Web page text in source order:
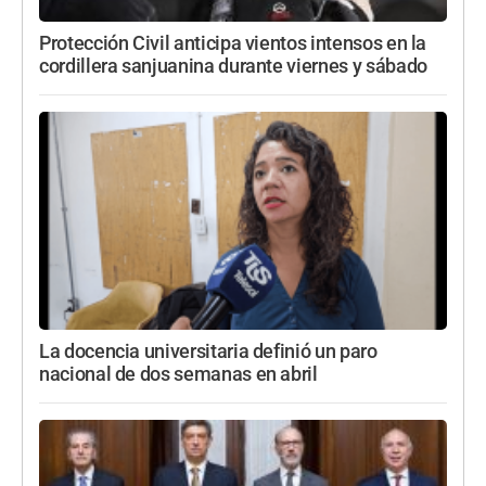
Protección Civil anticipa vientos intensos en la
cordillera sanjuanina durante viernes y sábado
La docencia universitaria definió un paro
nacional de dos semanas en abril